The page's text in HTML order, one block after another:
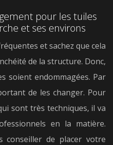
pour les tuiles
et ses environs
et sachez que cela
de la structure. Donc,
soient endommagées. Par
de les changer. Pour
sont très techniques, il va
en la matière.
conseiller de placer votre